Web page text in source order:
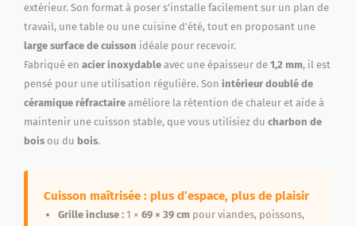
extérieur. Son format à poser s’installe facilement sur un plan de
travail, une table ou une cuisine d’été, tout en proposant une
large surface de cuisson idéale pour recevoir.
Fabriqué en acier inoxydable avec une épaisseur de 1,2 mm, il est
pensé pour une utilisation régulière. Son intérieur doublé de
céramique réfractaire améliore la rétention de chaleur et aide à
maintenir une cuisson stable, que vous utilisiez du charbon de
bois ou du bois.
Cuisson maîtrisée : plus d’espace, plus de plaisir
Grille incluse : 1 × 69 × 39 cm pour viandes, poissons,